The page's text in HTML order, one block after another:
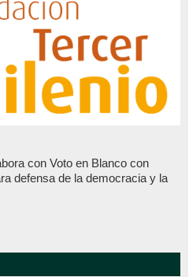
con Voto en Blanco con
defensa de la democracia y la